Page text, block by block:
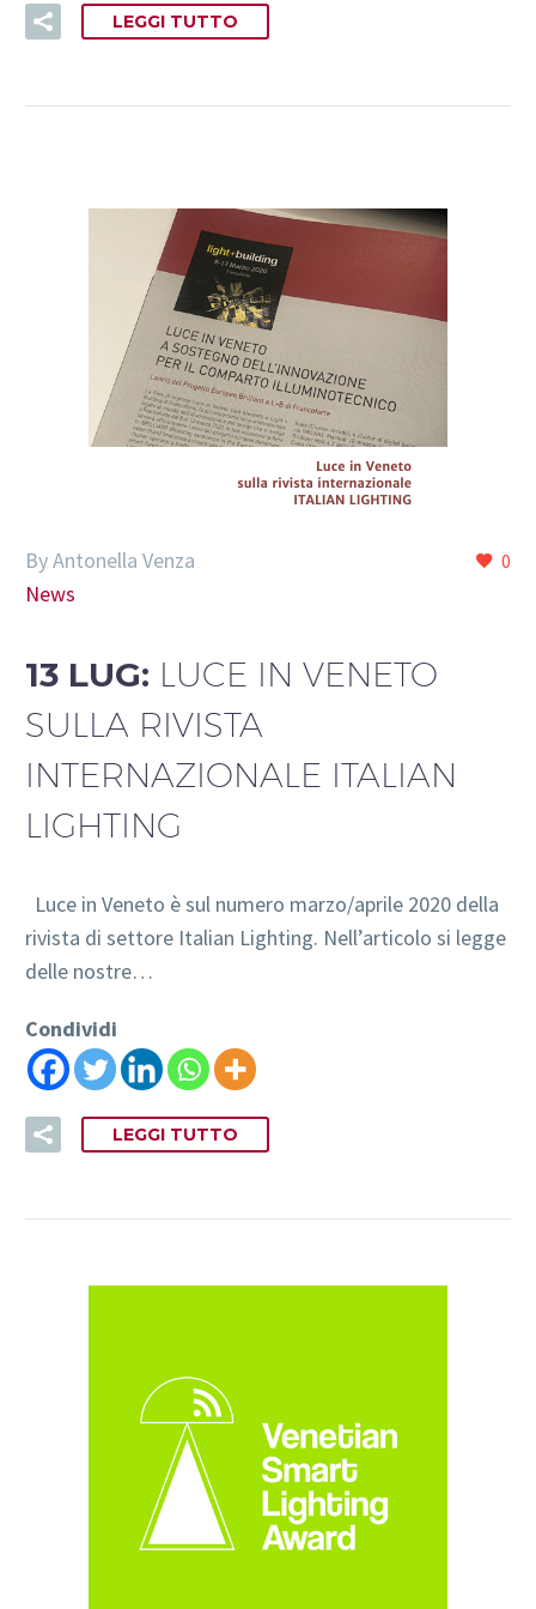
LEGGI TUTTO
0
By Antonella Venza
News
13 LUG: LUCE IN VENETO
SULLA RIVISTA
INTERNAZIONALE ITALIAN
LIGHTING
Luce in Veneto è sul numero marzo/aprile 2020 della
rivista di settore Italian Lighting. Nell’articolo si legge
delle nostre…
Condividi
LEGGI TUTTO